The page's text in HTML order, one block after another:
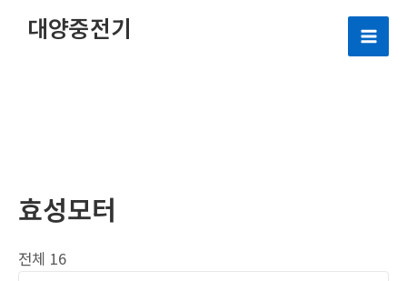
대양중전기
Main
효성모터
전체 16